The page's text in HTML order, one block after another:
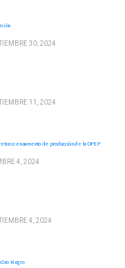
30, 2024
11, 2024
en aumento de producción de la OPEP
4, 2024
4, 2024
Oro Negro